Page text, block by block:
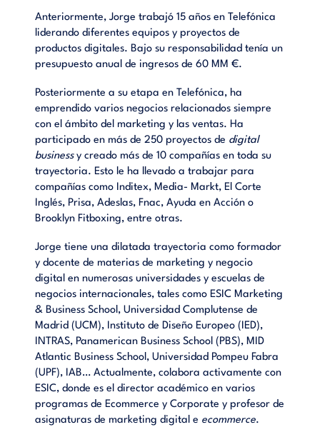
Anteriormente, Jorge trabajó 15 años en Telefónica
liderando diferentes equipos y proyectos de
productos digitales. Bajo su responsabilidad tenía un
presupuesto anual de ingresos de 60 MM €.
Posteriormente a su etapa en Telefónica, ha
emprendido varios negocios relacionados siempre
con el ámbito del marketing y las ventas. Ha
participado en más de 250 proyectos de digital
businessy creado más de 10 compañías en toda su
trayectoria. Esto le ha llevado a trabajar para
compañías como Inditex, Media- Markt, El Corte
Inglés, Prisa, Adeslas, Fnac, Ayuda en Acción o
Brooklyn Fitboxing, entre otras.
Jorge tiene una dilatada trayectoria como formador
y docente de materias de marketing y negocio
digital en numerosas universidades y escuelas de
negocios internacionales, tales como ESIC Marketing
& Business School, Universidad Complutense de
Madrid (UCM), Instituto de Diseño Europeo (IED),
INTRAS, Panamerican Business School (PBS), MID
Atlantic Business School, Universidad Pompeu Fabra
(UPF), IAB… Actualmente, colabora activamente con
ESIC, donde es el director académico en varios
programas de Ecommerce y Corporate y profesor de
asignaturas de marketing digital e ecommerce.